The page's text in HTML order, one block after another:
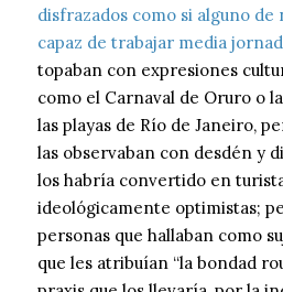
disfrazados como si alguno
capaz de trabajar media
topaban con expresiones
como el Carnaval de Oruro o
las playas de Río de Janeiro,
las observaban con desdén y
los habría convertido en
ideológicamente optimistas;
personas que hallaban como
que les atribuían “la bondad